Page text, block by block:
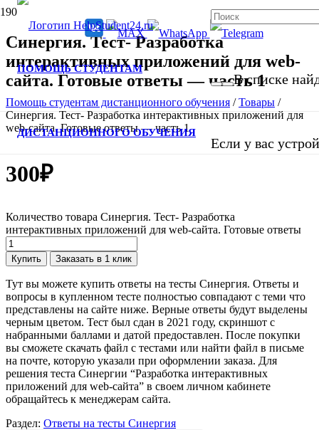
ПОМОЩЬ СТУДЕНТАМ
ДИСТАНЦИОННОГО ОБУЧЕНИЯ
В списке
Если у вас
Синергия. Тест- Разработка
интерактивных приложений для web-
сайта. Готовые ответы — часть 1
Помощь студентам дистанционного обучения /Товары /
Синергия. Тест- Разработка интерактивных приложений для
web-сайта. Готовые ответы — часть 1
300₽
Количество товара Синергия. Тест- Разработка
интерактивных приложений для web-сайта. Готовые ответы
Купить Заказать в 1 клик
Тут вы можете купить ответы на тесты Синергия. Ответы и
вопросы в купленном тесте полностью совпадают с теми что
представлены на сайте ниже. Верные ответы будут выделены
черным цветом. Тест был сдан в 2021 году, скриншот с
набранными баллами и датой предоставлен. После покупки
вы сможете скачать файл с тестами или найти файл в письме
на почте, которую указали при оформлении заказа. Для
решения теста Синергии “Разработка интерактивных
приложений для web-сайта” в своем личном кабинете
обращайтесь к менеджерам сайта.
Раздел: Ответы на тесты Синергия